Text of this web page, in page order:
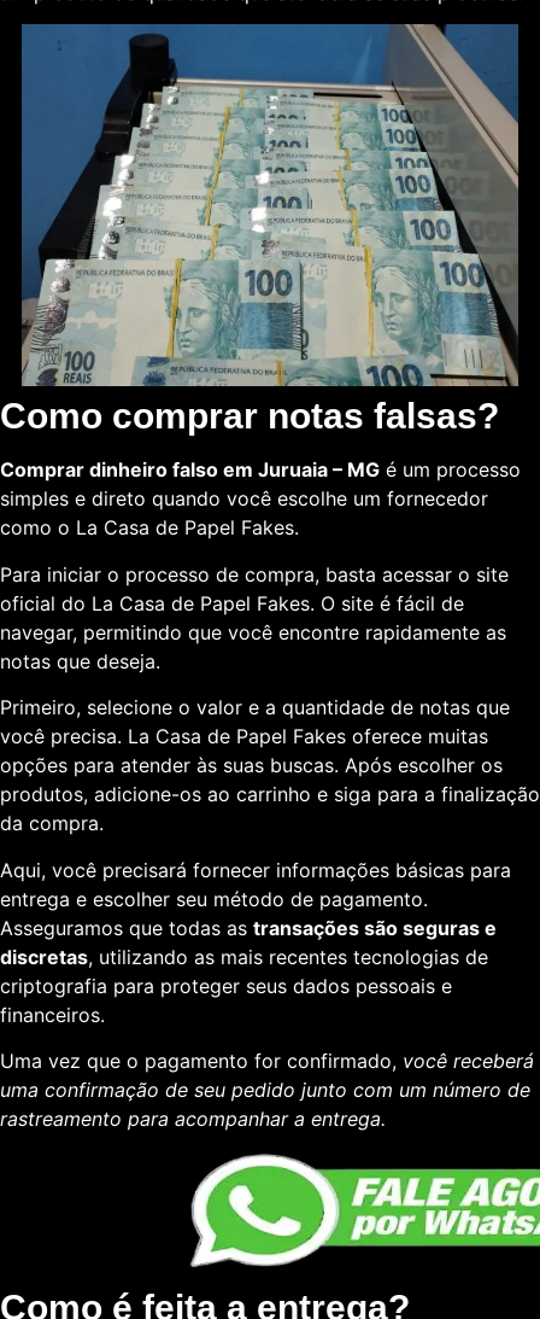
Como comprar notas falsas?
Comprar dinheiro falso em Juruaia – MG é um processo
simples e direto quando você escolhe um fornecedor
como o La Casa de Papel Fakes.
Para iniciar o processo de compra, basta acessar o site
oficial do La Casa de Papel Fakes. O site é fácil de
navegar, permitindo que você encontre rapidamente as
notas que deseja.
Primeiro, selecione o valor e a quantidade de notas que
você precisa. La Casa de Papel Fakes oferece muitas
opções para atender às suas buscas. Após escolher os
produtos, adicione-os ao carrinho e siga para a finalização
da compra.
Aqui, você precisará fornecer informações básicas para
entrega e escolher seu método de pagamento.
Asseguramos que todas as transações são seguras e
discretas, utilizando as mais recentes tecnologias de
criptografia para proteger seus dados pessoais e
financeiros.
Uma vez que o pagamento for confirmado, você receberá
uma confirmação de seu pedido junto com um número de
rastreamento para acompanhar a entrega.
Como é feita a entrega?